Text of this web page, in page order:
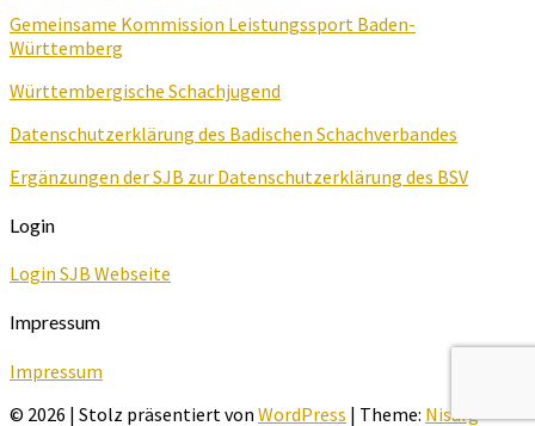
Gemeinsame Kommission Leistungssport Baden-
Württemberg
Württembergische Schachjugend
Datenschutzerklärung des Badischen Schachverbandes
Ergänzungen der SJB zur Datenschutzerklärung des BSV
Login
Login SJB Webseite
Impressum
Impressum
© 2026 | Stolz präsentiert von WordPress | Theme: Nisarg